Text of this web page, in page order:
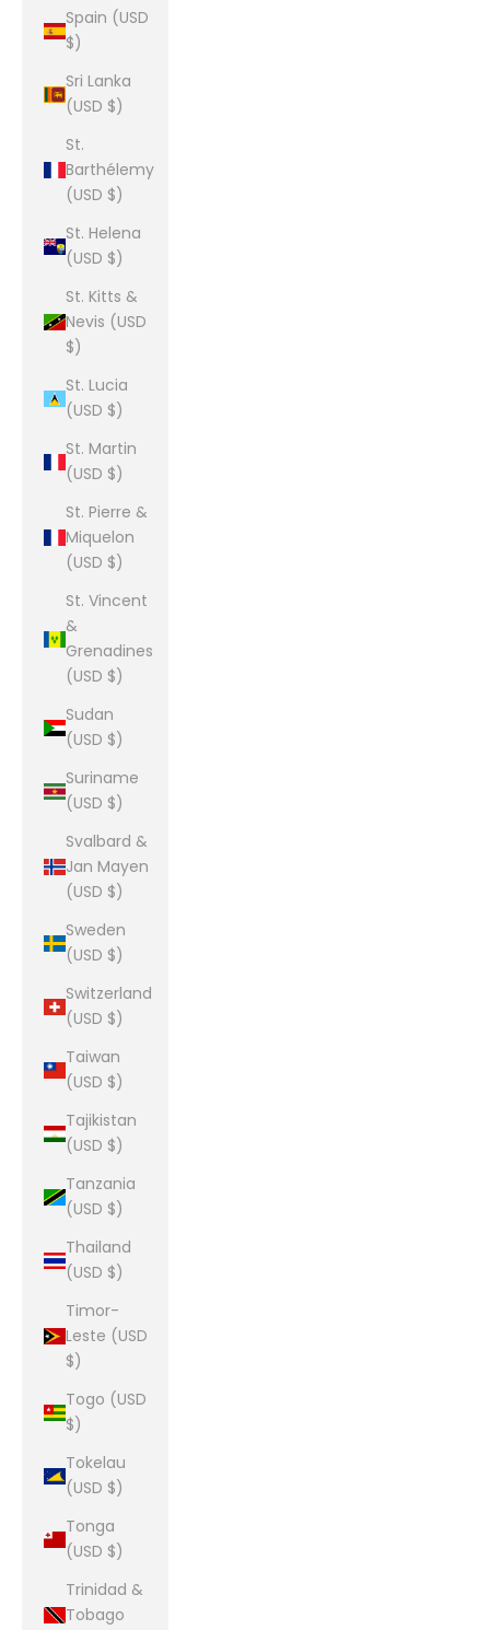
Spain (USD
$)
Sri Lanka
(USD $)
St.
Barthélemy
(USD $)
St. Helena
(USD $)
St. Kitts &
Nevis (USD
$)
St. Lucia
(USD $)
St. Martin
(USD $)
St. Pierre &
Miquelon
(USD $)
St. Vincent
&
Grenadines
(USD $)
Sudan
(USD $)
Suriname
(USD $)
Svalbard &
Jan Mayen
(USD $)
Sweden
(USD $)
Switzerland
(USD $)
Taiwan
(USD $)
Tajikistan
(USD $)
Tanzania
(USD $)
Thailand
(USD $)
Timor-
Leste (USD
$)
Togo (USD
$)
Tokelau
(USD $)
Tonga
(USD $)
Trinidad &
Tobago